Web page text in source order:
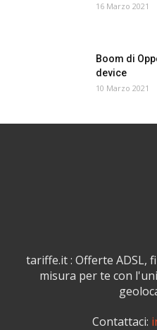
16 Marzo 2021
Boom di
device
10 Marzo 2021
tariffe.it : Offerte ADSL,
misura per te con
Contattaci: